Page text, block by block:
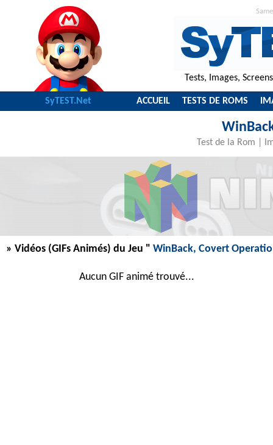
Tests, Images,
SyTEST.Net ACCUEIL TESTS DE ROMS
Test de la Rom
» Vidéos (GIFs Animés) du Jeu " WinBack, Covert
Aucun GIF animé trouvé...